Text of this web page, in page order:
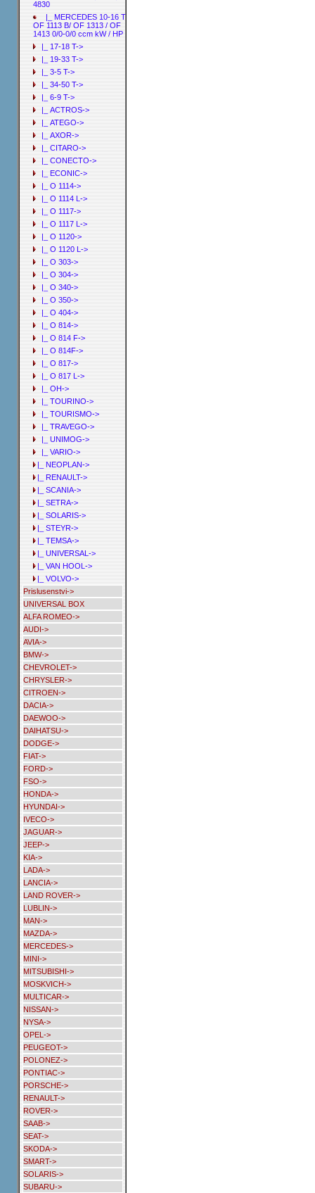
4830
|_ MERCEDES 10-16 T
OF 1113 B/ OF 1313 / OF
1413 0/0-0/0 ccm kW / HP
|_ 17-18 T->
|_ 19-33 T->
|_ 3-5 T->
|_ 34-50 T->
|_ 6-9 T->
|_ ACTROS->
|_ ATEGO->
|_ AXOR->
|_ CITARO->
|_ CONECTO->
|_ ECONIC->
|_ O 1114->
|_ O 1114 L->
|_ O 1117->
|_ O 1117 L->
|_ O 1120->
|_ O 1120 L->
|_ O 303->
|_ O 304->
|_ O 340->
|_ O 350->
|_ O 404->
|_ O 814->
|_ O 814 F->
|_ O 814F->
|_ O 817->
|_ O 817 L->
|_ OH->
|_ TOURINO->
|_ TOURISMO->
|_ TRAVEGO->
|_ UNIMOG->
|_ VARIO->
|_ NEOPLAN->
|_ RENAULT->
|_ SCANIA->
|_ SETRA->
|_ SOLARIS->
|_ STEYR->
|_ TEMSA->
|_ UNIVERSAL->
|_ VAN HOOL->
|_ VOLVO->
Prislusenstvi->
UNIVERSAL BOX
ALFA ROMEO->
AUDI->
AVIA->
BMW->
CHEVROLET->
CHRYSLER->
CITROEN->
DACIA->
DAEWOO->
DAIHATSU->
DODGE->
FIAT->
FORD->
FSO->
HONDA->
HYUNDAI->
IVECO->
JAGUAR->
JEEP->
KIA->
LADA->
LANCIA->
LAND ROVER->
LUBLIN->
MAN->
MAZDA->
MERCEDES->
MINI->
MITSUBISHI->
MOSKVICH->
MULTICAR->
NISSAN->
NYSA->
OPEL->
PEUGEOT->
POLONEZ->
PONTIAC->
PORSCHE->
RENAULT->
ROVER->
SAAB->
SEAT->
SKODA->
SMART->
SOLARIS->
SUBARU->